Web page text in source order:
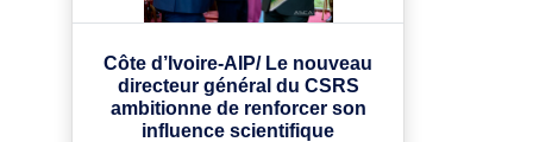
Côte d’Ivoire-AIP/ Le nouveau
directeur général du CSRS
ambitionne de renforcer son
influence scientifique